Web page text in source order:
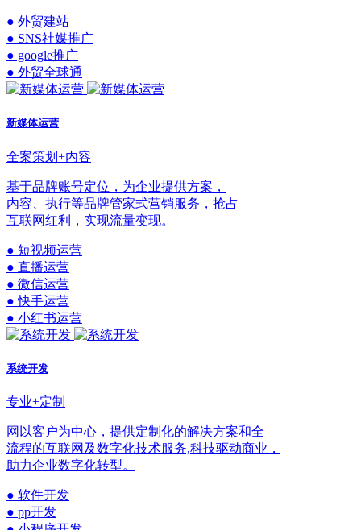
● 外贸建站
● SNS社媒推广
● google推广
● 外贸全球通
新媒体运营
全案策划+内容
基于品牌账号定位，为企业提供方案，
内容、执行等品牌管家式营销服务，抢占
互联网红利，实现流量变现。
● 短视频运营
● 直播运营
● 微信运营
● 快手运营
● 小红书运营
系统开发
专业+定制
网以客户为中心，提供定制化的解决方案和全
流程的互联网及数字化技术服务,科技驱动商业，
助力企业数字化转型。
● 软件开发
● pp开发